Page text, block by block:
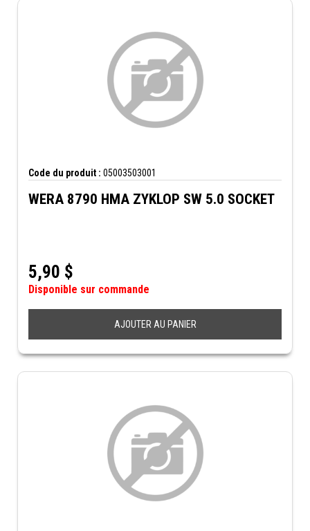
Code du produit : 05003503001
WERA 8790 HMA ZYKLOP SW 5.0 SOCKET
5,90 $
Disponible sur commande
AJOUTER AU PANIER